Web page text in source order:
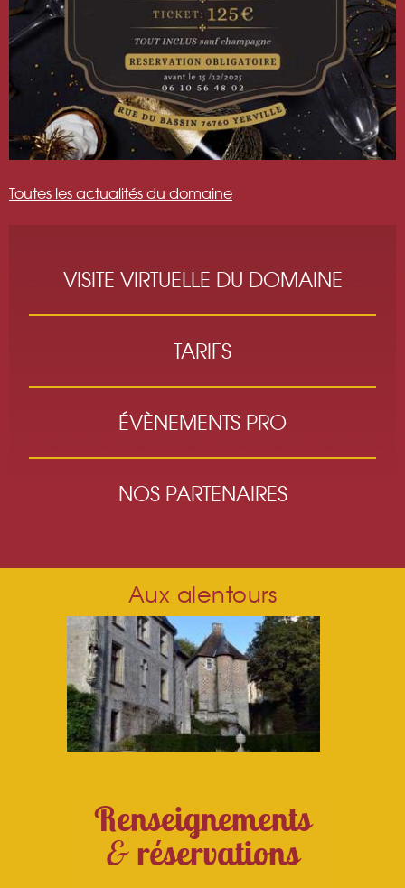
Toutes les actualités du domaine
VISITE VIRTUELLE DU DOMAINE
TARIFS
ÉVÈNEMENTS PRO
NOS PARTENAIRES
Aux alentours
Renseignements
&réservations